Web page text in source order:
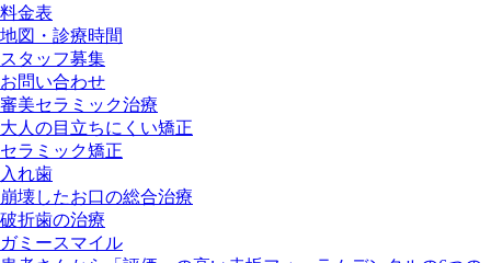
料金表
地図・診療時間
スタッフ募集
お問い合わせ
審美セラミック治療
大人の目立ちにくい矯正
セラミック矯正
入れ歯
崩壊したお口の総合治療
破折歯の治療
ガミースマイル